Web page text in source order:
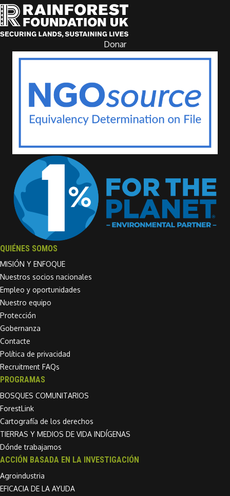
Donar
QUIÉNES SOMOS
MISIÓN Y ENFOQUE
Nuestros socios nacionales
Empleo y oportunidades
Nuestro equipo
Protección
Gobernanza
Contacte
Política de privacidad
Recruitment FAQs
PROGRAMAS
BOSQUES COMUNITARIOS
ForestLink
Cartografía de los derechos
TIERRAS Y MEDIOS DE VIDA INDÍGENAS
Dónde trabajamos
ACCIÓN BASADA EN LA INVESTIGACIÓN
Agroindustria
EFICACIA DE LA AYUDA